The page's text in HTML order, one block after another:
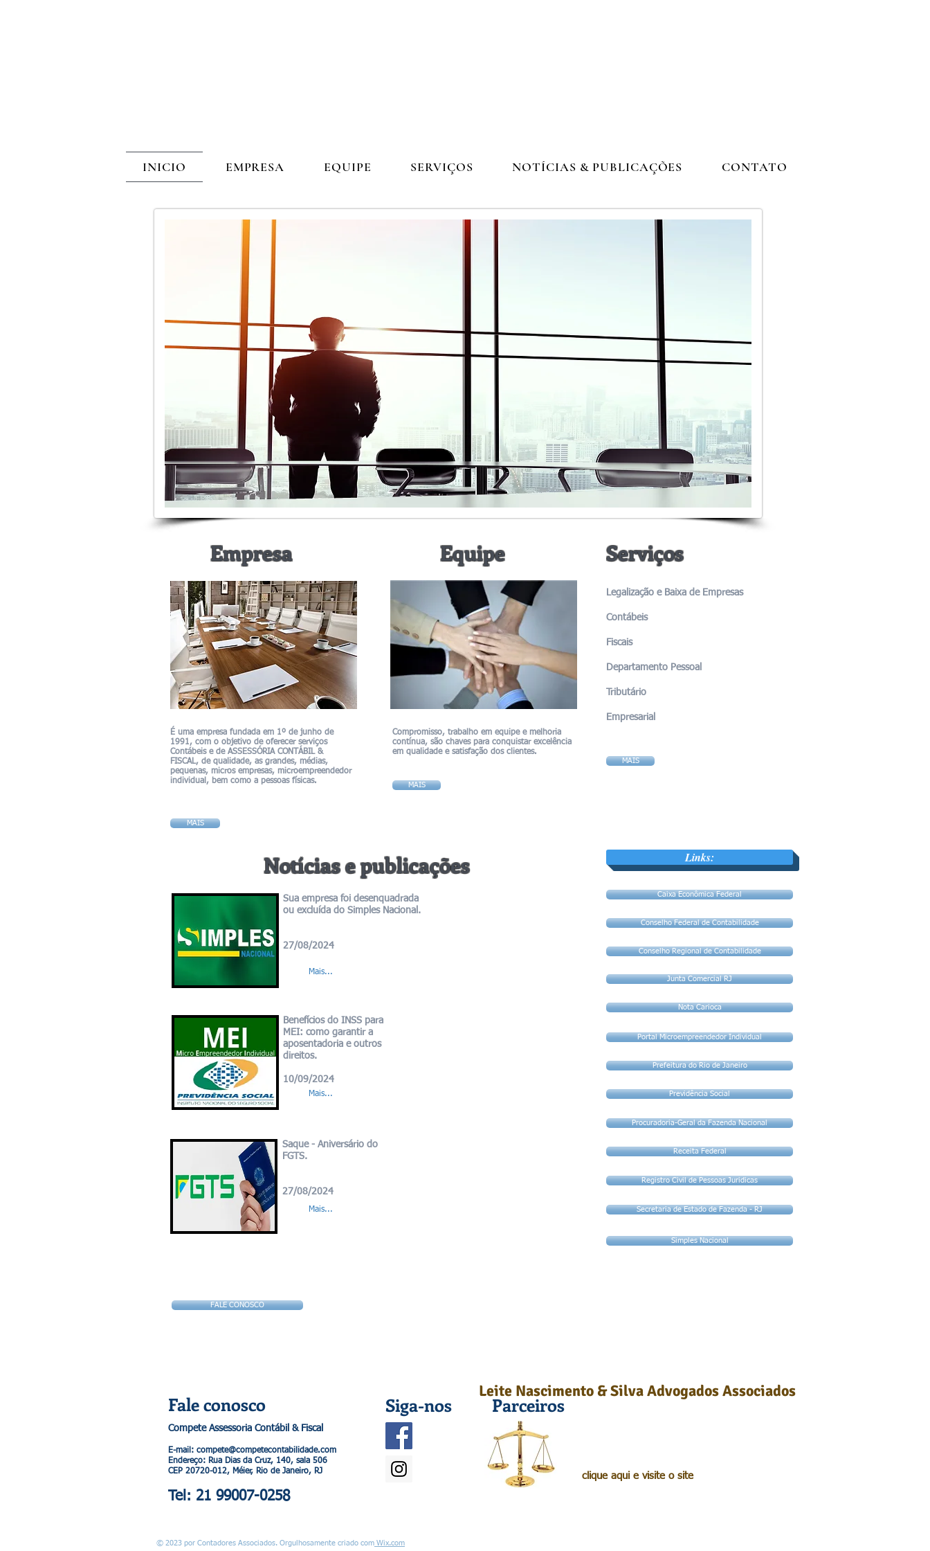
INICIO EMPRESA EQUIPE SERVIÇOS NOTÍCIAS & PUBLICAÇÕES CONTATO
Empresa
É uma empresa fundada em 1º de junho de
1991, com o objetivo de oferecer serviços
Contábeis e de ASSESSÓRIA CONTÁBIL &
FISCAL, de qualidade, as grandes, médias,
pequenas, micros empresas, microempreendedor
individual, bem como a pessoas físicas.
Equipe
Compromisso, trabalho em equipe e melhoria
contínua, são chaves para conquistar excelência
em qualidade e satisfação dos clientes.
Serviços
Legalização e Baixa de Empresas
Contábeis
Fiscais
Departamento Pessoal
Tributário
Empresarial
MAIS
MAIS
MAIS
Notícias e publicações Links:
Sua empresa foi desenquadrada
ou excluída do Simples Nacional.
27/08/2024
Mais...
Benefícios do INSS para
MEI: como garantir a
aposentadoria e outros
direitos.
10/09/2024
Mais...
Caixa Econômica Federal
Conselho Federal de Contabilidade
Conselho Regional de Contabilidade
Junta Comercial RJ
Nota Carioca
Portal Microempreendedor Individual
Prefeitura do Rio de Janeiro
Previdência Social
Procuradoria-Geral da Fazenda Nacional
Saque - Aniversário do
FGTS.
27/08/2024
Mais...
Receita Federal
Registro Civil de Pessoas Juridicas
Secretaria de Estado de Fazenda - RJ
Simples Nacional
FALE CONOSCO
Fale conosco
Compete Assessoria Contábil & Fiscal
E-mail: compete@competecontabilidade.com
Endereço​​​​​​: Rua Dias da Cruz, 140, sala 506
CEP 20720-012, Méier, Rio de Janeiro, RJ
Tel: 21 99007-0258
Siga-nos Parceiros
clique aqui e visite o site
Leite Nascimento & Silva Advogados Associados
© 2023 por Contadores Associados. Orgulhosamente criado com Wix.com